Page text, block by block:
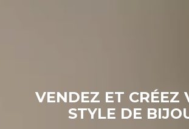
VENDEZ ET CRÉEZ
STYLE DE